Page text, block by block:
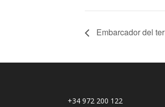
Embarcador del ter
+34 972 200 122